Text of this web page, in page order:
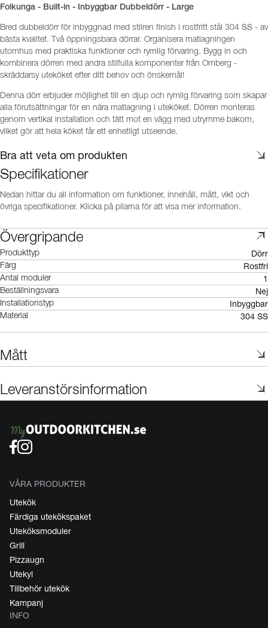
Folkunga - Built-in - Inbyggbar Dubbeldörr - Large
Bred dubbeldörr för inbyggnad med stilren finish i rostfritt stål 304 SS - av
bästa kvalitet. Två öppningsbara dörrar. Organisera matlagningen
utomhus med praktiska funktioner och rymlig förvaring. Bygg in och
kombinera dörren med andra stilfulla komponenter från Omberg -
skräddarsy uteköket efter ditt behov och önskemål!
Denna dörr erbjuder möjlighet till en djup och rymlig förvaring som skapar
alla förutsättningar för en nära matlagning i uteköket. Dörren monteras
genom vertikal installation och tätt mot en vägg med utrymme bakom,
vilket gör att hela köket får ett enhetligt utseende.
Bra att veta om produkten
Specifikationer
Nedan hittar du all information om funktioner, innehåll, mått, vikt och
övriga specifikationer. Klicka på pilarna för att visa mer information.
Övergripande
Produkttyp Dörr
Färg Rostfri
Antal moduler 1
Beställningsvara Nej
Installationstyp Inbyggbar
Material 304 SS
Mått
Leveranstörsinformation
VÅRA PRODUKTER
Utekök
Färdiga utekökspaket
Uteköksmoduler
Grill
Pizzaugn
Utekyl
Tillbehör utekök
Kampanj
INFO